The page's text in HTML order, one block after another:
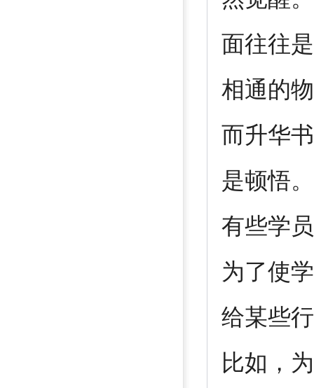
面往往
相通的
而升华
是顿悟
有些学
为了使
给某些
比如，